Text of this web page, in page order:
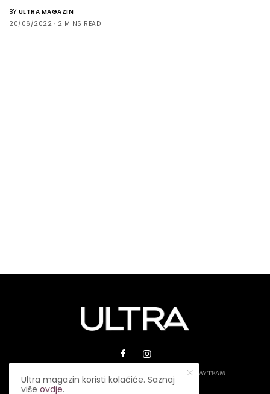
BY ULTRA MAGAZIN
20/06/2022
2 MINS READ
© 2026 ULTRA MAGAZIN. SVA PRAVA ZADRŽANA.PLAY TEAM
Ultra magazin koristi kolačiće. Saznaj
višeovdje.